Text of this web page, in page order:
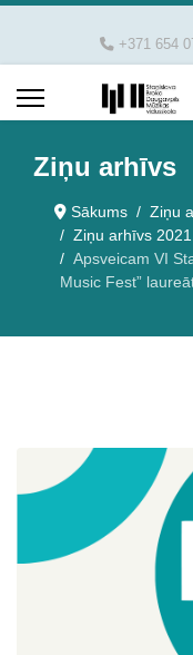
+371 654
Ziņu arhīvs
Sākums
Ziņu
Ziņu arhīvs
Apsveicam VI
Music Fest”